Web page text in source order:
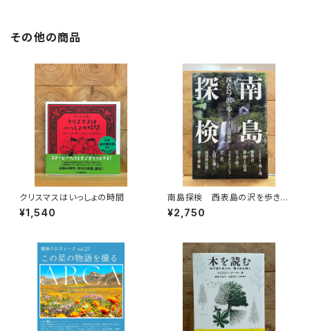
その他の商品
クリスマスはいっしょの時間
¥1,540
南島探検 西表島の沢を歩きつ
くす
¥2,750